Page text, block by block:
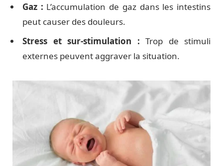
Gaz : L’accumulation de gaz dans les intestins
peut causer des douleurs.
Stress et sur-stimulation : Trop de stimuli
externes peuvent aggraver la situation.